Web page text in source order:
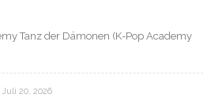
Tanz der Dämonen (K-Pop Academy
Juli 20, 2026